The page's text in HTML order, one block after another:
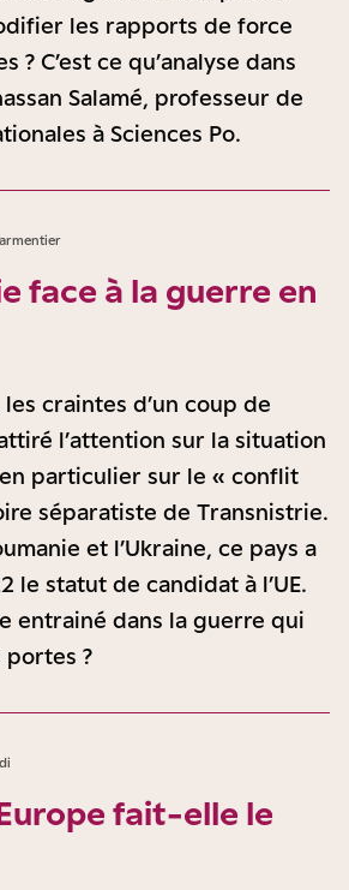
les rapports de force
? C’est ce qu’analyse dans
Salamé, professeur de
à Sciences Po.
face à la guerre en
craintes d’un coup de
l’attention sur la situation
particulier sur le « conflit
séparatiste de Transnistrie.
et l’Ukraine, ce pays a
le statut de candidat à l’UE.
entrainé dans la guerre qui
portes ?
fait-elle le